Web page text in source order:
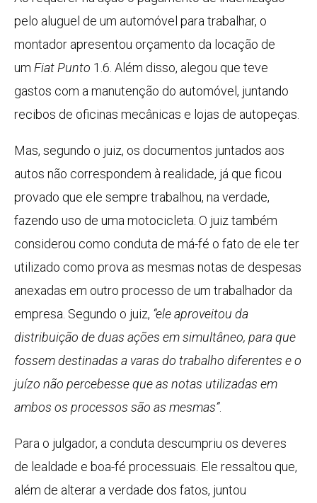
pelo aluguel de um automóvel para trabalhar, o
montador apresentou orçamento da locação de
um Fiat Punto 1.6. Além disso, alegou que teve
gastos com a manutenção do automóvel, juntando
recibos de oficinas mecânicas e lojas de autopeças.
Mas, segundo o juiz, os documentos juntados aos
autos não correspondem à realidade, já que ficou
provado que ele sempre trabalhou, na verdade,
fazendo uso de uma motocicleta. O juiz também
considerou como conduta de má-fé o fato de ele ter
utilizado como prova as mesmas notas de despesas
anexadas em outro processo de um trabalhador da
empresa. Segundo o juiz, “ele aproveitou da
distribuição de duas ações em simultâneo, para que
fossem destinadas a varas do trabalho diferentes e o
juízo não percebesse que as notas utilizadas em
ambos os processos são as mesmas”.
Para o julgador, a conduta descumpriu os deveres
de lealdade e boa-fé processuais. Ele ressaltou que,
além de alterar a verdade dos fatos, juntou